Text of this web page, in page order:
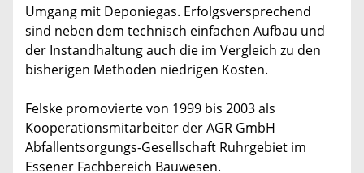
Umgang mit Deponiegas. Erfolgsversprechend
sind neben dem technisch einfachen Aufbau und
der Instandhaltung auch die im Vergleich zu den
bisherigen Methoden niedrigen Kosten.
Felske promovierte von 1999 bis 2003 als
Kooperationsmitarbeiter der AGR GmbH
Abfallentsorgungs-Gesellschaft Ruhrgebiet im
Essener Fachbereich Bauwesen.